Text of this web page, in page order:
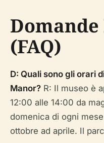
(FAQ)
D: Quali sono gli orari
Manor? R: Il museo è
12:00 alle 14:00 da
domenica di ogni
ottobre ad aprile. Il